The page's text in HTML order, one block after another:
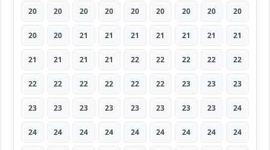
20 20 20 20 20 20 20 20 20
20 20 21 21 21 21 21 21 21
21 21 21 21 22 22 22 22 22
22 22 22 22 22 22 23 23 23
23 23 23 23 23 23 23 23 24
24 24 24 24 24 24 24 24 24